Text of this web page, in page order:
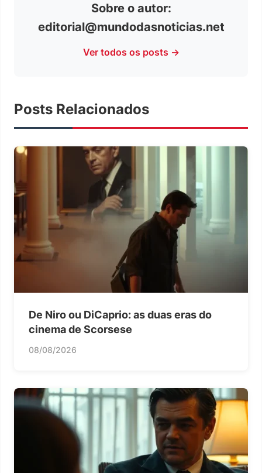
Sobre o autor:
editorial@mundodasnoticias.net
Ver todos os posts →
Posts Relacionados
De Niro ou DiCaprio: as duas eras do
cinema de Scorsese
08/08/2026